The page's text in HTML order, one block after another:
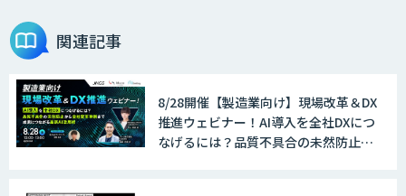
関連記事
8/28開催【製造業向け】現場改革＆DX
推進ウェビナー！AI導入を全社DXにつ
なげるには？品質不具合の未然防止か